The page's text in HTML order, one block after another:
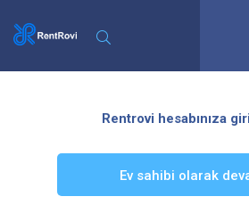
Rentrovi hesabınıza
Ev sahibi olarak